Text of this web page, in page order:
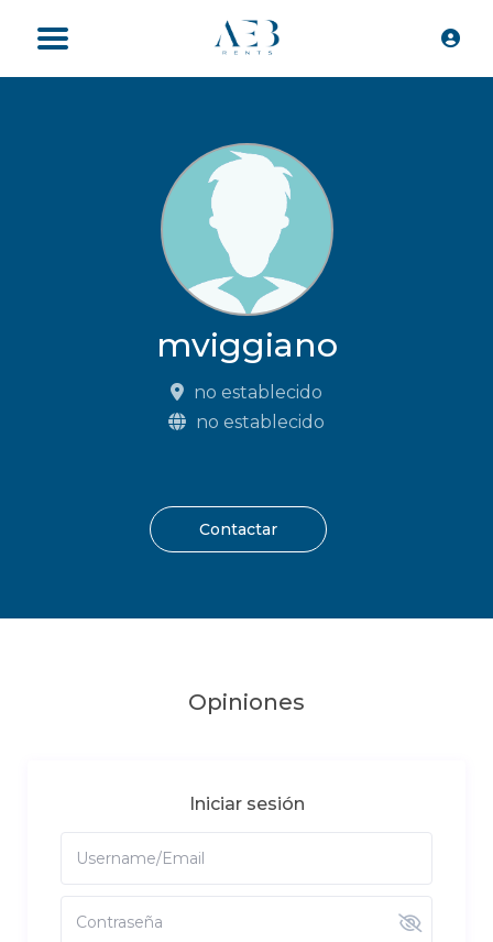
mviggiano
no establecido
no establecido
Contactar
Opiniones
Iniciar sesión